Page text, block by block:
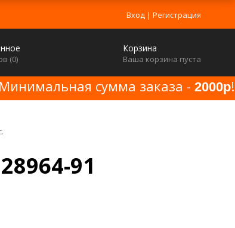
Вход | Регистрация
(0)
Корзина
Ваша корзина пуста
сумма заказа - 2000р!
91